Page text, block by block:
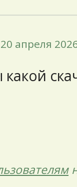
20 апреля
какой